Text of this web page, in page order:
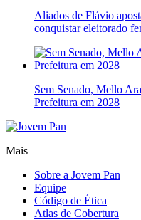
Aliados de Flávio
conquistar eleitorado
Sem Senado, Mello
Prefeitura em 2028
Mais
Sobre a Jovem Pan
Equipe
Código de Ética
Atlas de Cobertura